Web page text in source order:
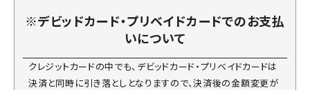
※デビッドカード・プリベイドカードでのお支払
いについて
クレジットカードの中でも、デビッドカード・プリベイドカードは
決済と同時に引き落としとなりますので、決済後の金額変更が